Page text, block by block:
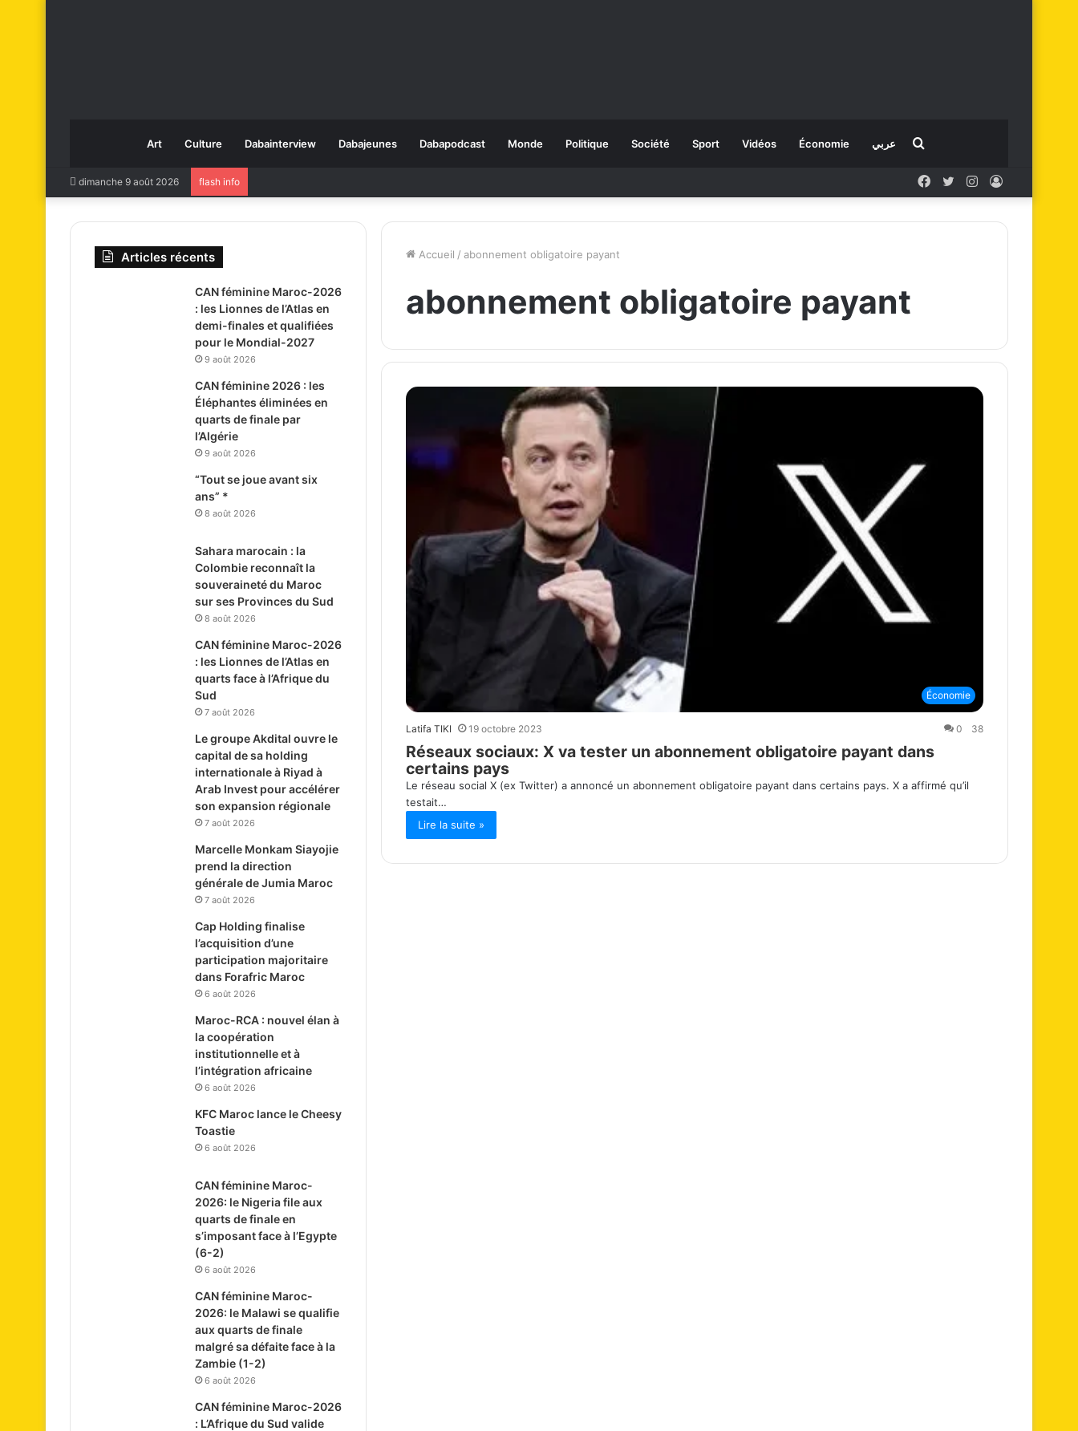
Art Culture Dabainterview Dabajeunes Dabapodcast Monde Politique Société Sport Vidéos Économie عربي
dimanche 9 août 2026 flash info Facebook
X InstagramConnexion
Accueil / abonnement obligatoire payant
abonnement obligatoire payant
Économie
Latifa TIKI 19 octobre 2023 0 38
Réseaux sociaux: X va tester un abonnement obligatoire payant dans
certains pays
Le réseau social X (ex Twitter) a annoncé un abonnement obligatoire payant dans certains pays. X a affirmé qu’il
testait…
Lire la suite »
Articles récents
CAN féminine Maroc-2026
: les Lionnes de l’Atlas en
demi-finales et qualifiées
pour le Mondial-2027
9 août 2026
CAN féminine 2026 : les
Éléphantes éliminées en
quarts de finale par
l’Algérie
9 août 2026
“Tout se joue avant six
ans” *
8 août 2026
Sahara marocain : la
Colombie reconnaît la
souveraineté du Maroc
sur ses Provinces du Sud
8 août 2026
CAN féminine Maroc-2026
: les Lionnes de l’Atlas en
quarts face à l’Afrique du
Sud
7 août 2026
Le groupe Akdital ouvre le
capital de sa holding
internationale à Riyad à
Arab Invest pour accélérer
son expansion régionale
7 août 2026
Marcelle Monkam Siayojie
prend la direction
générale de Jumia Maroc
7 août 2026
Cap Holding finalise
l’acquisition d’une
participation majoritaire
dans Forafric Maroc
6 août 2026
Maroc-RCA : nouvel élan à
la coopération
institutionnelle et à
l’intégration africaine
6 août 2026
KFC Maroc lance le Cheesy
Toastie
6 août 2026
CAN féminine Maroc-
2026: le Nigeria file aux
quarts de finale en
s’imposant face à l’Egypte
(6-2)
6 août 2026
CAN féminine Maroc-
2026: le Malawi se qualifie
aux quarts de finale
malgré sa défaite face à la
Zambie (1-2)
6 août 2026
CAN féminine Maroc-2026
: L’Afrique du Sud valide